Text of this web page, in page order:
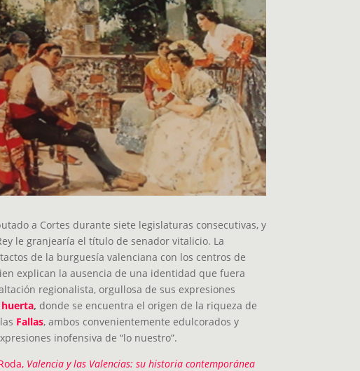
a Cortes durante siete legislaturas consecutivas, y
le granjearía el título de senador vitalicio. La
de la burguesía valenciana con los centros de
explican la ausencia de una identidad que fuera
regionalista, orgullosa de sus expresiones
huerta, donde se encuentra el origen de la riqueza de
Fallas, ambos convenientemente edulcorados y
inofensiva de “lo nuestro”.
Valencia y las Valencias: su historia contemporánea